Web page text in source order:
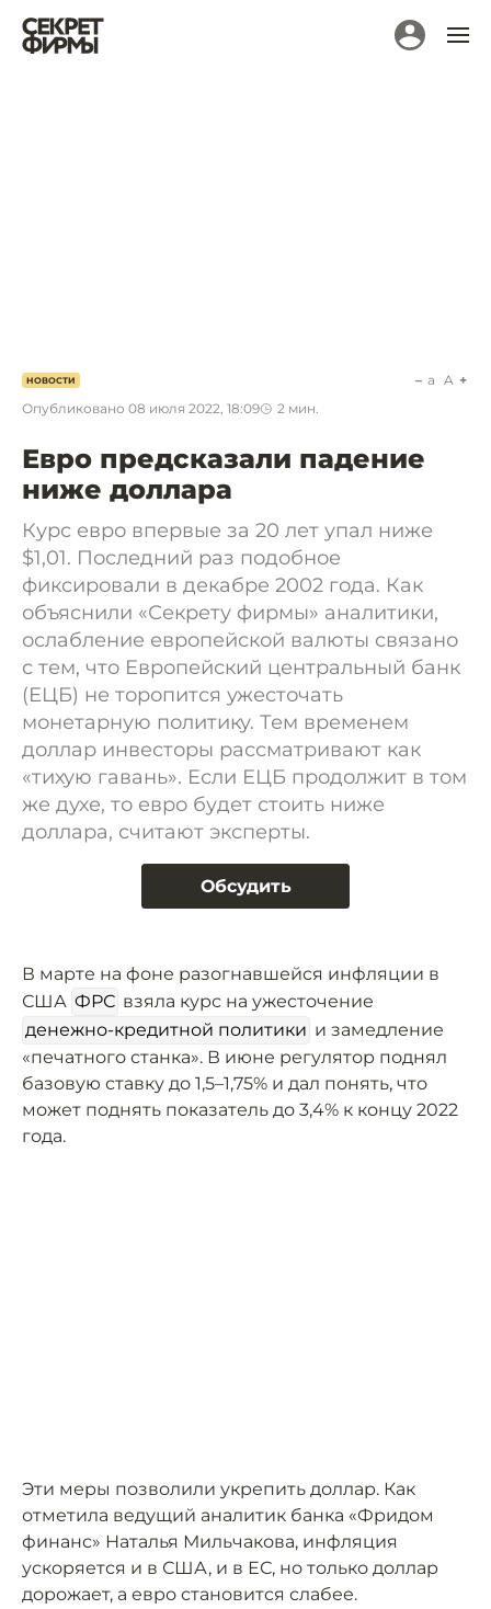
НОВОСТИ
Опубликовано 08 июля 2022, 18:09 2 мин.
a A
Евро предсказали падение
ниже доллара
Курс евро впервые за 20 лет упал ниже
$1,01. Последний раз подобное
фиксировали в декабре 2002 года. Как
объяснили «Секрету фирмы» аналитики,
ослабление европейской валюты связано
с тем, что Европейский центральный банк
(ЕЦБ) не торопится ужесточать
монетарную политику. Тем временем
доллар инвесторы рассматривают как
«тихую гавань». Если ЕЦБ продолжит в том
же духе, то евро будет стоить ниже
доллара, считают эксперты.
Обсудить
В марте на фоне разогнавшейся инфляции в
США ФРС взяла курс на ужесточение
денежно-кредитной политики и замедление
«печатного станка». В июне регулятор поднял
базовую ставку до 1,5–1,75% и дал понять, что
может поднять показатель до 3,4% к концу 2022
года.
Эти меры позволили укрепить доллар. Как
отметила ведущий аналитик банка «Фридом
финанс» Наталья Мильчакова, инфляция
ускоряется и в США, и в ЕС, но только доллар
дорожает, а евро становится слабее.